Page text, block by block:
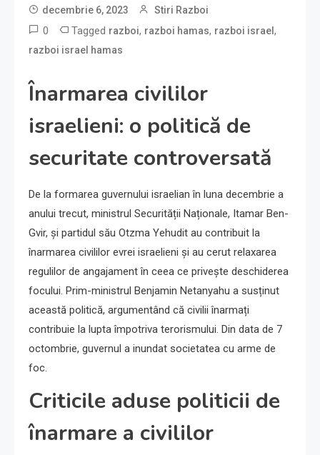
decembrie 6, 2023 Stiri Razboi
0 Tagged razboi, razboi hamas, razboi israel ,
razboi israel hamas
Înarmarea civililor
israelieni: o politică de
securitate controversată
De la formarea guvernului israelian în luna decembrie a
anului trecut, ministrul Securității Naționale, Itamar Ben-
Gvir, și partidul său Otzma Yehudit au contribuit la
înarmarea civililor evrei israelieni și au cerut relaxarea
regulilor de angajament în ceea ce privește deschiderea
focului. Prim-ministrul Benjamin Netanyahu a susținut
această politică, argumentând că civilii înarmați
contribuie la lupta împotriva terorismului. Din data de 7
octombrie, guvernul a inundat societatea cu arme de
foc.
Criticile aduse politicii de
înarmare a civililor